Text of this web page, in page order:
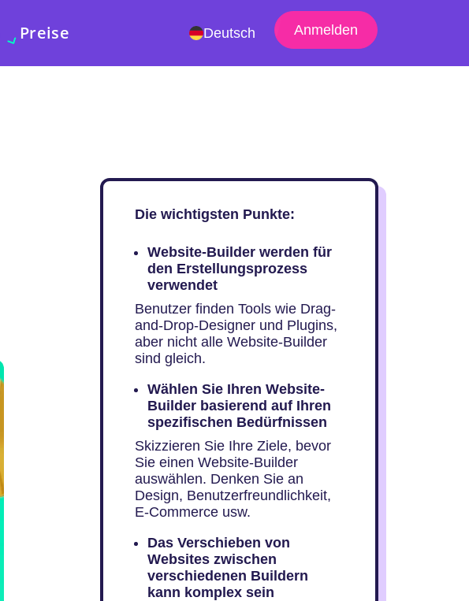
Preise Deutsch Anmelden
Die wichtigsten Punkte:
Website-Builder werden für
den Erstellungsprozess
verwendet
Benutzer finden Tools wie Drag-
and-Drop-Designer und Plugins,
aber nicht alle Website-Builder
sind gleich.
Wählen Sie Ihren Website-
Builder basierend auf Ihren
spezifischen Bedürfnissen
Skizzieren Sie Ihre Ziele, bevor
Sie einen Website-Builder
auswählen. Denken Sie an
Design, Benutzerfreundlichkeit,
E-Commerce usw.
Das Verschieben von
Websites zwischen
verschiedenen Buildern
kann komplex sein